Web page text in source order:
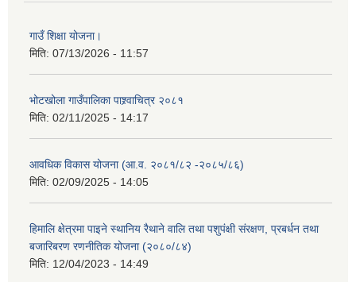
गाउँ शिक्षा योजना।
मिति: 07/13/2026 - 11:57
भोटखोला गाउँपालिका पाश्र्वाचित्र २०८१
मिति: 02/11/2025 - 14:17
आवधिक विकास योजना (आ.व. २०८१/८२ -२०८५/८६)
मिति: 02/09/2025 - 14:05
हिमालि क्षेत्रमा पाइने स्थानिय रैथाने वालि तथा पशुपंक्षी संरक्षण, प्रबर्धन तथा
बजारिबरण रणनीतिक योजना (२०८०/८४)
मिति: 12/04/2023 - 14:49